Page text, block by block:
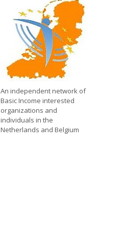
An independent network of
Basic Income interested
organizations and
individuals in the
Netherlands and Belgium